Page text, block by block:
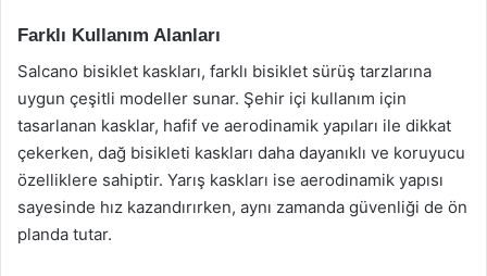
Farklı Kullanım Alanları
Salcano bisiklet kaskları, farklı bisiklet sürüş tarzlarına
uygun çeşitli modeller sunar. Şehir içi kullanım için
tasarlanan kasklar, hafif ve aerodinamik yapıları ile dikkat
çekerken, dağ bisikleti kaskları daha dayanıklı ve koruyucu
özelliklere sahiptir. Yarış kaskları ise aerodinamik yapısı
sayesinde hız kazandırırken, aynı zamanda güvenliği de ön
planda tutar.